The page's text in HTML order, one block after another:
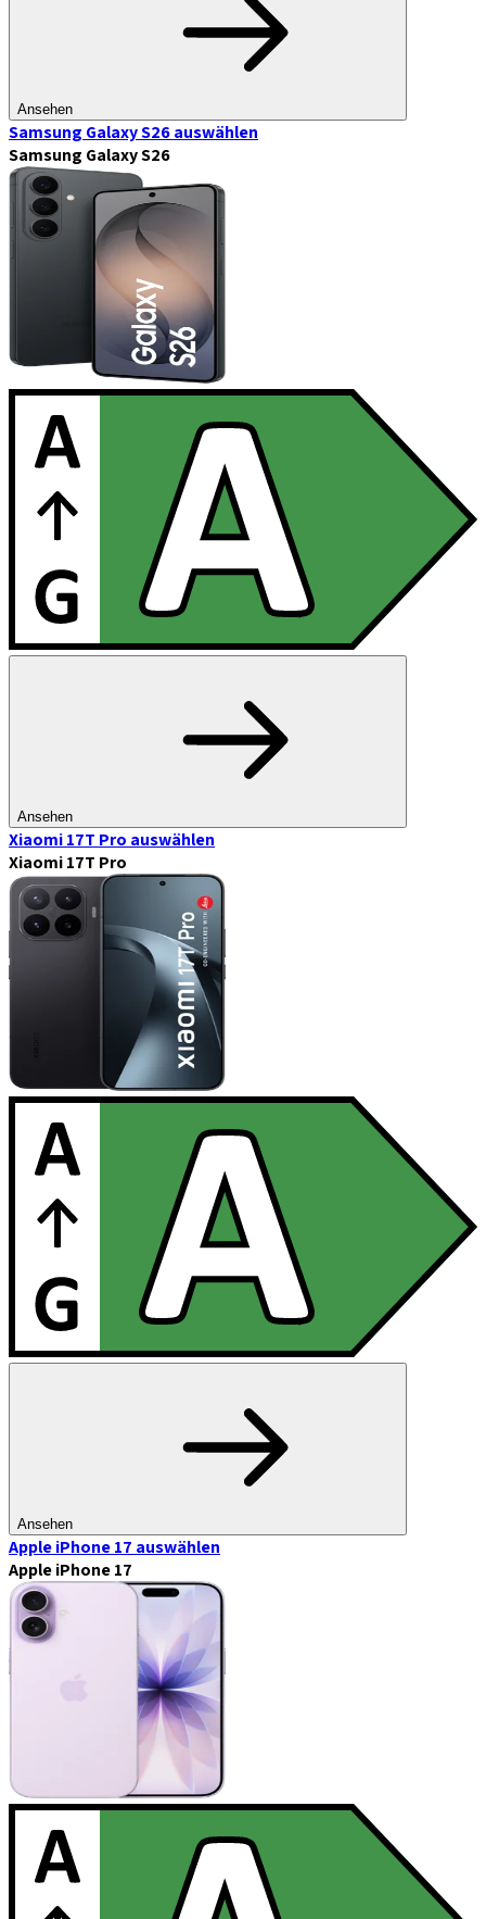
Ansehen
Samsung Galaxy S26auswählen
Samsung Galaxy S26
Ansehen
Xiaomi 17T Pro auswählen
Xiaomi 17T Pro
Ansehen
Apple iPhone 17 auswählen
Apple iPhone 17